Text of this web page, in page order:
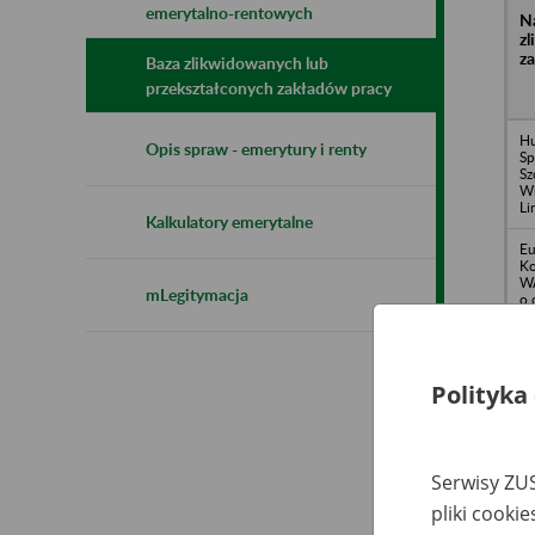
emerytalno-rentowych
Baza zlikwidowanych lub
przekształconych zakładów pracy
Opis spraw - emerytury i renty
Kalkulatory emerytalne
mLegitymacja
w
Polityka
Serwisy
pliki